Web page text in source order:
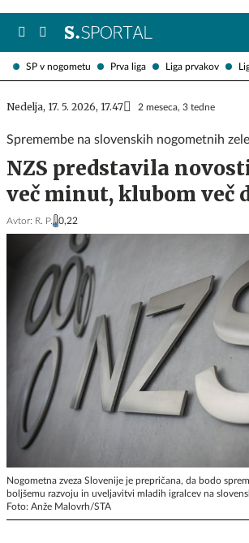
SP v nogometu Prva liga Liga prvakov
Nedelja, 17. 5. 2026, 17.47 2 meseca, 3 tedne
Spremembe na slovenskih nogometnih
NZS predstavila
več minut, klubom več
Avtor: R. P. 0,22
Nogometna zveza Slovenije je prepričana, da bodo
boljšemu razvoju in uveljavitvi mladih igralcev na
Foto: Anže Malovrh/STA